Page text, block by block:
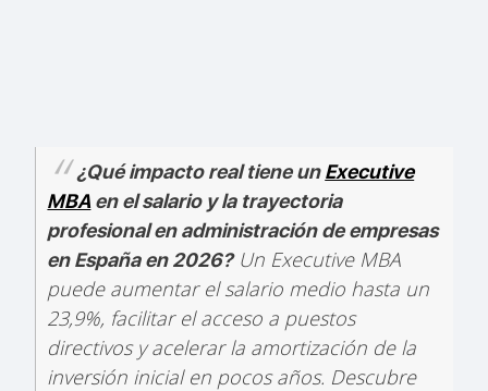
¿Qué impacto real tiene unExecutive
MBA en el salario y la trayectoria
profesional en administración de empresas
en España en 2026?Un Executive MBA
puede aumentar el salario medio hasta un
23,9%, facilitar el acceso a puestos
directivos y acelerar la amortización de la
inversión inicial en pocos años. Descubre